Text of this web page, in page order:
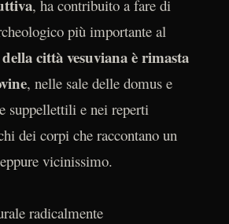
, ha contribuito a fare di
più importante al
città vesuviana è rimasta
, nelle sale delle domus e
suppellettili e nei reperti
dei corpi che raccontano un
vicinissimo.
radicalmente